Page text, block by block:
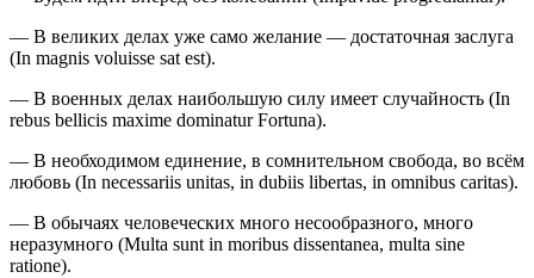
— В великих делах уже само желание — достаточная заслуга
(In magnis voluisse sat est).
— В военных делах наибольшую силу имеет случайность (In
rebus bellicis maxime dominatur Fortuna).
— В необходимом единение, в сомнительном свобода, во всём
любовь (In necessariis unitas, in dubiis libertas, in omnibus caritas).
— В обычаях человеческих много несообразного, много
неразумного (Multa sunt in moribus dissentanea, multa sine
ratione).